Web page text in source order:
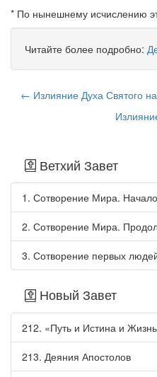
* По нынешнему исчислению
Читайте более подробно:
← Излияние Духа Святого
Ветхий Завет
1. Сотворение Мира. Начало
2. Сотворение Мира.
3. Сотворение первых
Новый Завет
212. «Путь и Истина и
213. Деяния Апостолов